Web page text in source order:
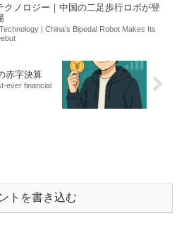
クノロジー｜中国の二足歩行ロボが登
| China’s Bipedal Robot Makes Its
赤字決算
ever financial
トを書き込む